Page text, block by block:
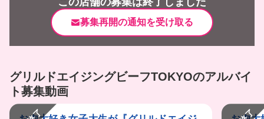
募集再開の通知を受け取る
グリルドエイジングビーフTOKYOのアルバイ
ト募集動画